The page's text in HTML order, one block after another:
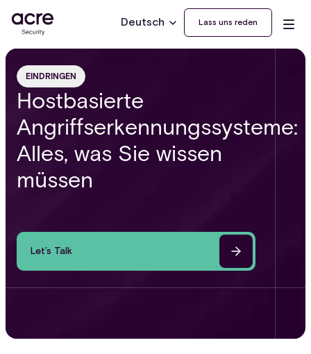
Deutsch Lass uns reden
EINDRINGEN
Hostbasierte
Angriffserkennungssysteme:
Alles, was Sie wissen
müssen
Let’s Talk